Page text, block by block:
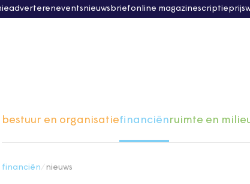
advertereneventsnieuwsbriefonline magazinescriptieprijs
bestuur en organisatiefinanciënruimte en
financiën nieuws